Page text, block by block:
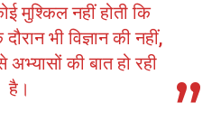
मुश्किल नहीं होती कि
भी विज्ञान की नहीं,
अभ्यासों की बात हो रही
है।